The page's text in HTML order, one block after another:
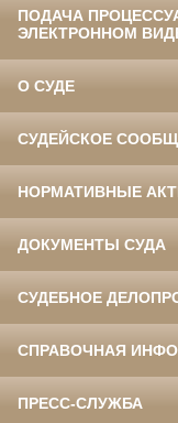
ПОДАЧА
ЭЛЕКТРОННОМ
О СУДЕ
СУДЕЙСКОЕ
НОРМАТИВНЫЕ
ДОКУМЕНТЫ СУДА
СУДЕБНОЕ
СПРАВОЧНАЯ
ПРЕСС-СЛУЖБА